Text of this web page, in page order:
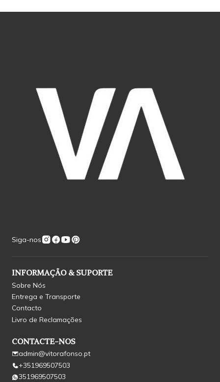
Siga-nos
INFORMAÇÃO & SUPORTE
Sobre Nós
Entrega e Transporte
Contacto
Livro de Reclamações
CONTACTE-NOS
admin@vitorafonso.pt
+351969507503
351969507503